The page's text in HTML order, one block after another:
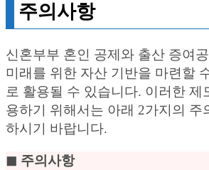
주의사항
신혼부부 혼인 공제와 출산 증여
미래를 위한 자산 기반을 마련할
로 활용될 수 있습니다. 이러한 제
용하기 위해서는 아래 2가지의 주
하시기 바랍니다.
◼︎ 주의사항